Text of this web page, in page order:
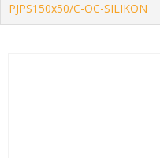
PJPS150x50/C-OC-SILIKON